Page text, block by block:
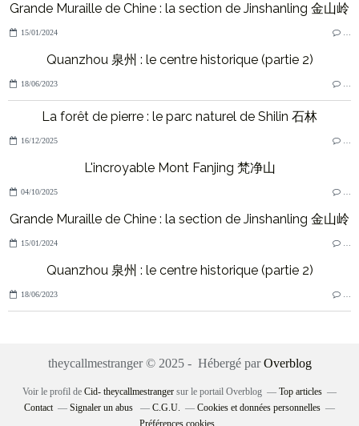
Grande Muraille de Chine : la section de Jinshanling 金山岭
15/01/2024
Quanzhou 泉州 : le centre historique (partie 2)
18/06/2023
La forêt de pierre : le parc naturel de Shilin 石林
16/12/2025
L'incroyable Mont Fanjing 梵净山
04/10/2025
Grande Muraille de Chine : la section de Jinshanling 金山岭
15/01/2024
Quanzhou 泉州 : le centre historique (partie 2)
18/06/2023
theycallmestranger © 2025 - Hébergé parOverblog
Voir le profil de Cid- theycallmestranger sur le portail Overblog
Top articles
Contact
Signaler un abus C.G.U.
Cookies et données personnelles
Préférences cookies